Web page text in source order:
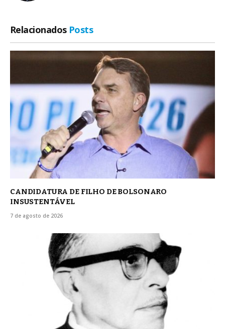
Relacionados Posts
CANDIDATURA DE FILHO DE BOLSONARO
INSUSTENTÁVEL
7 de agosto de 2026